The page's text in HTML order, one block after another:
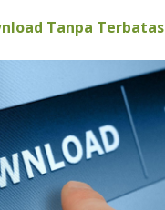
Tanpa Terbatas